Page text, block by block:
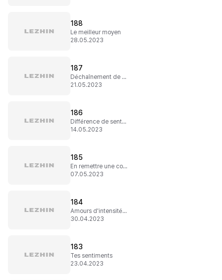
188
Le meilleur moyen
28.05.2023
187
Déchaînement de jalousie
21.05.2023
186
Différence de sentiment
14.05.2023
185
En remettre une couche
07.05.2023
184
Amours d'intensités différentes
30.04.2023
183
Tes sentiments
23.04.2023